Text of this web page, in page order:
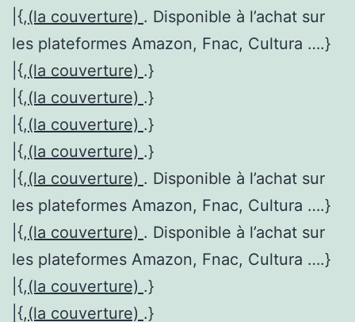
|{,(la couverture) . Disponible à l’achat sur
les plateformes Amazon, Fnac, Cultura ….}
|{,(la couverture) .}
|{,(la couverture) .}
|{,(la couverture) .}
|{,(la couverture) .}
|{,(la couverture) . Disponible à l’achat sur
les plateformes Amazon, Fnac, Cultura ….}
|{,(la couverture) . Disponible à l’achat sur
les plateformes Amazon, Fnac, Cultura ….}
|{,(la couverture) .}
|{,(la couverture) .}